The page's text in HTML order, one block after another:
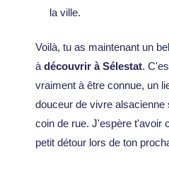
la ville.
Voilà, tu as maintenant un
à découvrir à Sélestat.
vraiment à être connue, un
douceur de vivre
coin de rue. J'espère t'avoir
petit détour lors de ton